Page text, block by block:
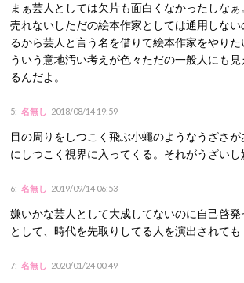
まぁ芸人としては欠片も面白くなかったしなぁ
売れないしただの絵本作家としては通用しな
るから芸人と言う名を借りて絵本作家をやり
ういう意地汚い考えが色々ただの一般人にも
るんだよ。
5: 名無し 2018/08/14 19:59
目の周りをしつこく飛ぶ小蠅のようなうざさ
にしつこく視界に入ってくる。それがうざいし
6: 名無し 2019/09/14 06:53
嫌いかな芸人として大成してないのに自己啓発
として、時代を先取りしてる人を演出されても
7: 名無し 2020/01/24 00:49